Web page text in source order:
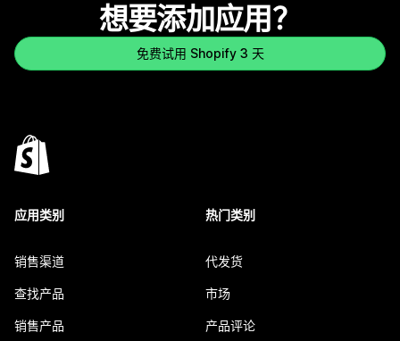
想要添加应用？
免费试用 Shopify 3 天
应用类别
销售渠道
查找产品
销售产品
热门类别
代发货
市场
产品评论